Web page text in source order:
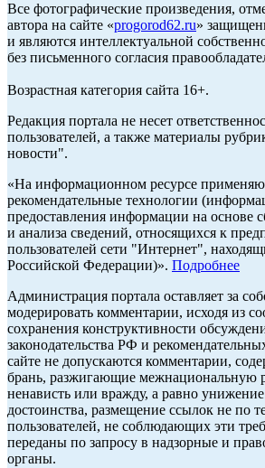
Все фотографические произведения,
автора на сайте «progorod62.ru»
и являются интеллектуальной
без письменного согласия
Возрастная категория сайта 16+.
Редакция портала не несет
пользователей, а также материалы
новости".
«На информационном ресурсе
рекомендательные технологии
предоставления информации на основе
и анализа сведений, относящихся к
пользователей сети "Интернет",
Российской Федерации)». Подробнее
Администрация портала оставляет за
модерировать комментарии, исходя из
сохранения конструктивности
законодательства РФ и
сайте не допускаются комментарии,
брань, разжигающие межнациональную
ненависть или вражду, а равно унижение
достоинства, размещение ссылок не по
пользователей, не соблюдающих эти
переданы по запросу в надзорные и
органы.